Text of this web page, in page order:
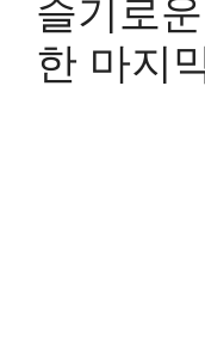
슬기로
한 마지